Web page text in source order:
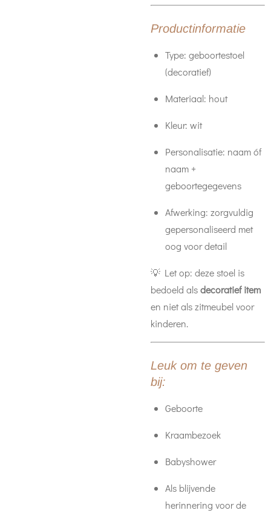
Productinformatie
Type: geboortestoel
(decoratief)
Materiaal: hout
Kleur: wit
Personalisatie: naam óf
naam +
geboortegegevens
Afwerking: zorgvuldig
gepersonaliseerd met
oog voor detail
💡 Let op: deze stoel is
bedoeld alsdecoratief item
en niet als zitmeubel voor
kinderen.
Leuk om te geven
bij:
Geboorte
Kraambezoek
Babyshower
Als blijvende
herinnering voor de